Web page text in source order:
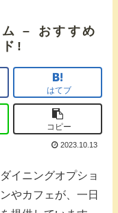
– おすすめ
!
はてブ
コピー
2023.10.13
イニングオプショ
やカフェが、一日